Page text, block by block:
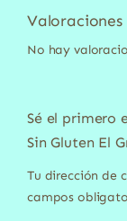
Valoraciones
No hay
Sé el primero
Sin Gluten El
Tu dirección de
campos